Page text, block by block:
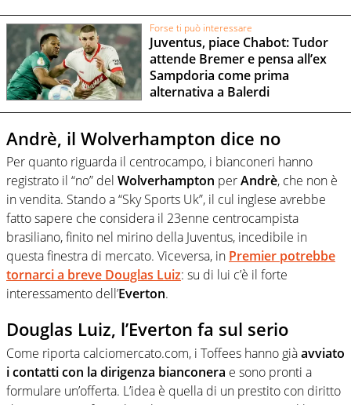
Forse ti può interessare
Juventus, piace Chabot: Tudor
attende Bremer e pensa all’ex
Sampdoria come prima
alternativa a Balerdi
Andrè, il Wolverhampton dice no
Per quanto riguarda il centrocampo, i bianconeri hanno
registrato il “no” del Wolverhampton perAndrè, che non è
in vendita. Stando a “Sky Sports Uk”, il cul inglese avrebbe
fatto sapere che considera il 23enne centrocampista
brasiliano, finito nel mirino della Juventus, incedibile in
questa finestra di mercato. Viceversa, in Premier potrebbe
tornarci a breve Douglas Luiz: su di lui c’è il forte
interessamento dell’Everton.
Douglas Luiz, l’Everton fa sul serio
Come riporta calciomercato.com, i Toffees hanno giàavviato
i contatti con la dirigenza bianconera e sono pronti a
formulare un’offerta. L’idea è quella di un prestito con diritto